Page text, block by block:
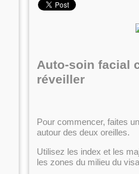
Auto-soin facial
réveiller
Pour commencer, faites
autour des deux oreilles.
Utilisez les index et les
les zones du milieu du